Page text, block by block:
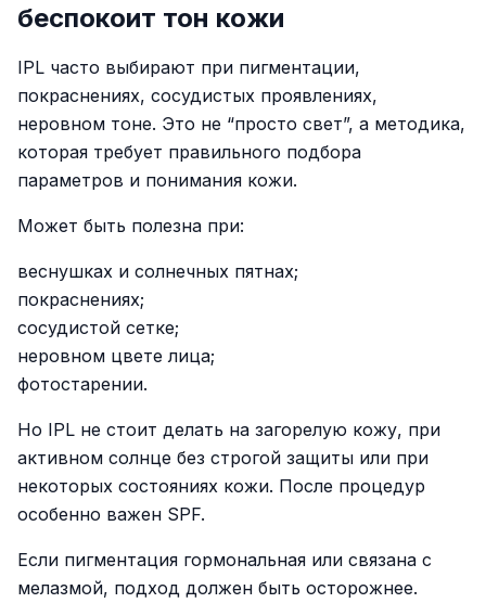
беспокоит тон кожи
IPL часто выбирают при пигментации,
покраснениях, сосудистых проявлениях,
неровном тоне. Это не “просто свет”, а методика,
которая требует правильного подбора
параметров и понимания кожи.
Может быть полезна при:
веснушках и солнечных пятнах;
покраснениях;
сосудистой сетке;
неровном цвете лица;
фотостарении.
Но IPL не стоит делать на загорелую кожу, при
активном солнце без строгой защиты или при
некоторых состояниях кожи. После процедур
особенно важен SPF.
Если пигментация гормональная или связана с
мелазмой, подход должен быть осторожнее.